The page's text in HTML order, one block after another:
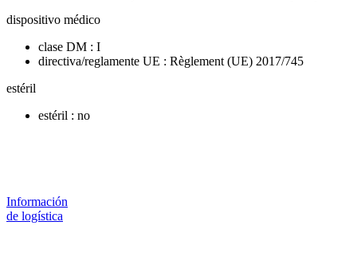
dispositivo médico
clase DM : I
directiva/reglamente UE : Règlement (UE) 2017/745
estéril
estéril : no
Información
de logística